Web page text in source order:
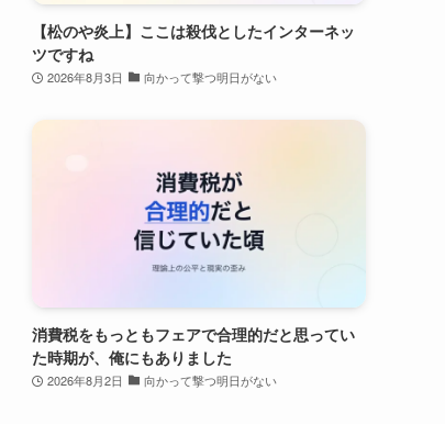
【松のや炎上】ここは殺伐としたインターネッ
ツですね
2026年8月3日 向かって撃つ明日がない
消費税をもっともフェアで合理的だと思ってい
た時期が、俺にもありました
2026年8月2日 向かって撃つ明日がない